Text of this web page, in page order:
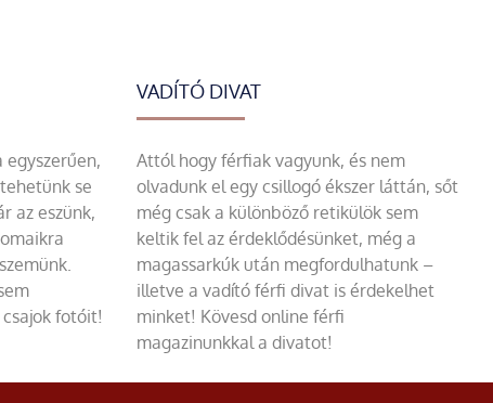
se
az eszünk,
fotóit!
VADÍTÓ DIVAT
Attól hogy férfiak vagyunk, és nem
olvadunk el egy csillogó ékszer láttán, sőt
még csak a különböző retikülök sem
keltik fel az érdeklődésünket, még a
magassarkúk után megfordulhatunk –
illetve a vadító férfi divat is érdekelhet
minket! Kövesd online férfi
magazinunkkal a divatot!